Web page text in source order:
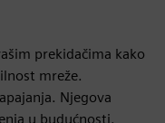
prekidačima kako
mreže.
Njegova
u budućnosti.